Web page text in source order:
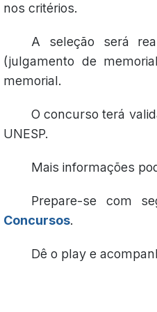
nos critérios.
A seleção será
(julgamento de
memorial.
O concurso terá
UNESP.
Mais informações
Prepare-se com
Concursos.
Dê o play e